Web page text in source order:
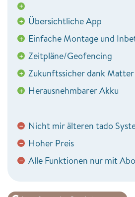
+
+ Übersichtliche App
+ Einfache Montage und
+ Zeitpläne/Geofencing
+ Zukunftssicher dank Matter
+ Herausnehmbarer Akku
− Nicht mir älteren tado
− Hoher Preis
− Alle Funktionen nur mit Abo